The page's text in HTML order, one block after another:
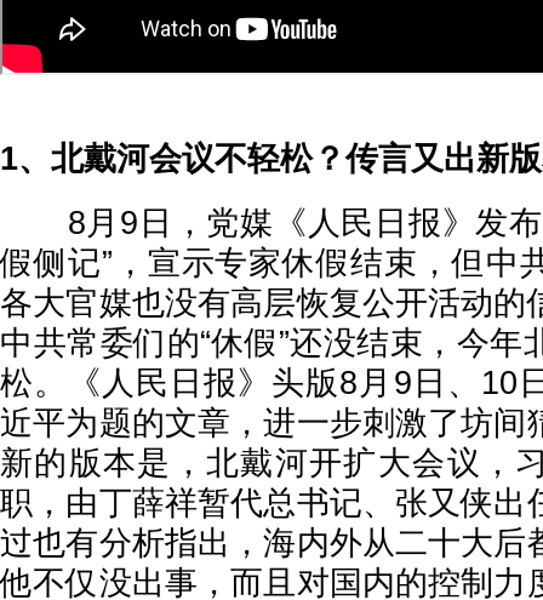
1、北戴河会议不轻松？传言又出新
8月9日，党媒《人民日报》发布
假侧记”，宣示专家休假结束，但中
各大官媒也没有高层恢复公开活动的
中共常委们的“休假”还没结束，今年
松。《人民日报》头版8月9日、10
近平为题的文章，进一步刺激了坊间
新的版本是，北戴河开扩大会议，
职，由丁薛祥暂代总书记、张又侠出
过也有分析指出，海内外从二十大后
他不仅没出事，而且对国内的控制力